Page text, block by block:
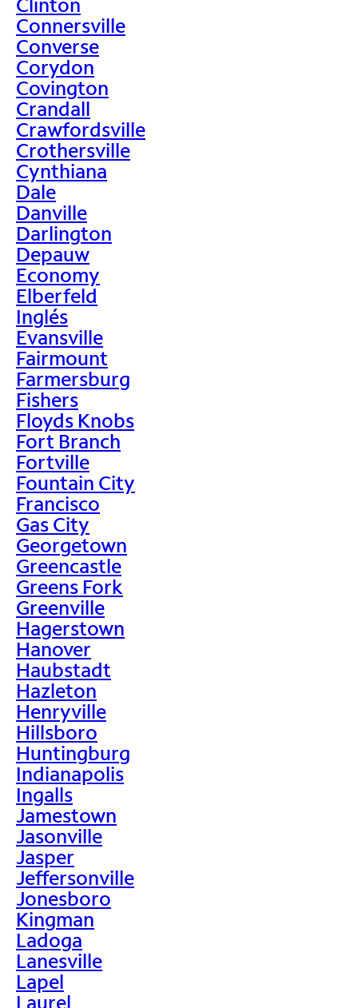
Connersville
Converse
Corydon
Covington
Crandall
Crawfordsville
Crothersville
Cynthiana
Dale
Danville
Darlington
Depauw
Economy
Elberfeld
Inglés
Evansville
Fairmount
Farmersburg
Fishers
Floyds Knobs
Fort Branch
Fortville
Fountain City
Francisco
Gas City
Georgetown
Greencastle
Greens Fork
Greenville
Hagerstown
Hanover
Haubstadt
Hazleton
Henryville
Hillsboro
Huntingburg
Indianapolis
Ingalls
Jamestown
Jasonville
Jasper
Jeffersonville
Jonesboro
Kingman
Ladoga
Lanesville
Lapel
Laurel